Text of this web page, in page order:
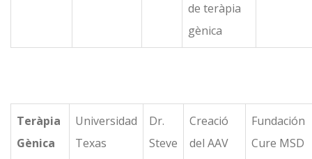
de teràpia
gènica
Teràpia
Gènica
Universidad
Texas
Dr.
Steve
Creació
del AAV
Fundación
Cure MSD